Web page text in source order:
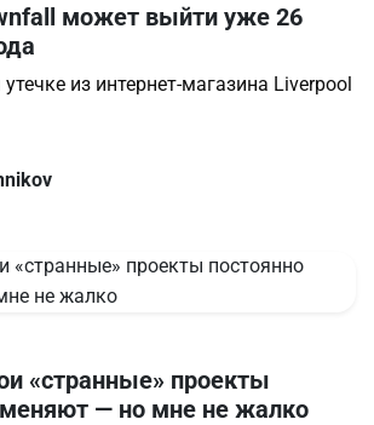
может выйти уже 26
из интернет‑магазина Liverpool
«странные» проекты
— но мне не жалко